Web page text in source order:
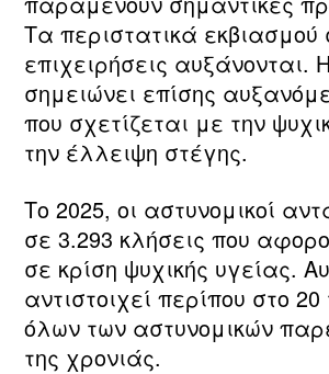
Τα περιστατικά εκβιασμού
επιχειρήσεις αυξάνονται.
σημειώνει επίσης
που σχετίζεται με την
την έλλειψη στέγης.
Το 2025, οι αστυνομικοί
σε 3.293 κλήσεις που
σε κρίση ψυχικής υγείας.
αντιστοιχεί περίπου στο 20
όλων των αστυνομικών
της χρονιάς.